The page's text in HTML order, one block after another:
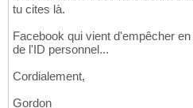
tu cites là.
Facebook qui vient d'empêcher
de l'ID personnel...
Cordialement,
Gordon